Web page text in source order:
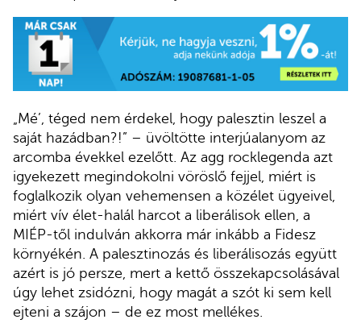
„Mé’, téged nem érdekel, hogy palesztin leszel a
saját hazádban?!” – üvöltötte interjúalanyom az
arcomba évekkel ezelőtt. Az agg rocklegenda azt
igyekezett megindokolni vöröslő fejjel, miért is
foglalkozik olyan vehemensen a közélet ügyeivel,
miért vív élet-halál harcot a liberálisok ellen, a
MIÉP-től indulván akkorra már inkább a Fidesz
környékén. A palesztinozás és liberálisozás együtt
azért is jó persze, mert a kettő összekapcsolásával
úgy lehet zsidózni, hogy magát a szót ki sem kell
ejteni a szájon – de ez most mellékes.